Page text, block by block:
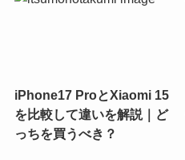
iPhone17 ProとXiaomi 15
を比較して違いを解説｜ど
っちを買うべき？